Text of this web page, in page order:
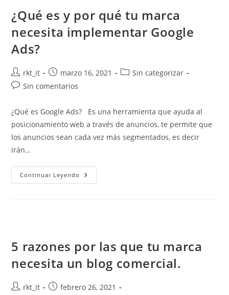
¿Qué es y por qué tu marca
necesita implementar Google
Ads?
rkt_it marzo 16, 2021
Sin categorizar
Sin comentarios
¿Qué es Google Ads? Es una herramienta que ayuda al
posicionamiento web a través de anuncios, te permite que
los anuncios sean cada vez más segmentados, es decir
irán…
Continuar Leyendo
5 razones por las que tu marca
necesita un blog comercial.
rkt_it
febrero 26, 2021